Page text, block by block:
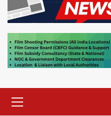
Menu